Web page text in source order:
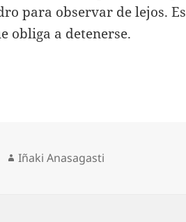
para observar de lejos.
obliga a detenerse.
Autor
Iñaki Anasagasti